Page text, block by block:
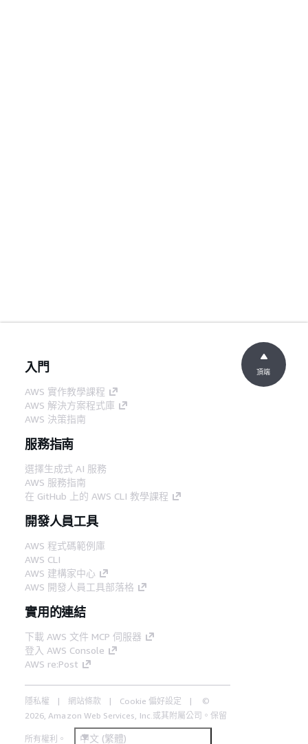
入門
AWS 實作教學課程
AWS 解決方案程式庫
AWS 決策指南
服務指南
選擇生成式 AI 服務
AWS 服務指南
在 GitHub 上的 AWS CLI 教學課程
開發人員工具
AWS 程式碼範例庫
AWS CLI
AWS 建構家中心
AWS 開發人員工具部落格
實用的連結
下載 AWS 文件 MCP 伺服器
登入 AWS Console
AWS re:Post
隱私權 網站條款 Cookie 偏好設定
©
2026, Amazon Web Services, Inc.或其附屬公司。保留
所有權利。 中文 (繁體)
頂端